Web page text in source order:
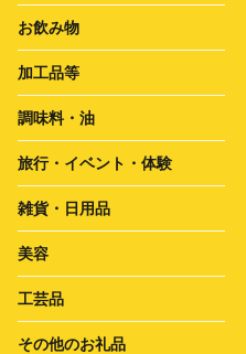
お飲み物
加工品等
調味料・油
旅行・イベント・体験
雑貨・日用品
美容
工芸品
その他のお礼品